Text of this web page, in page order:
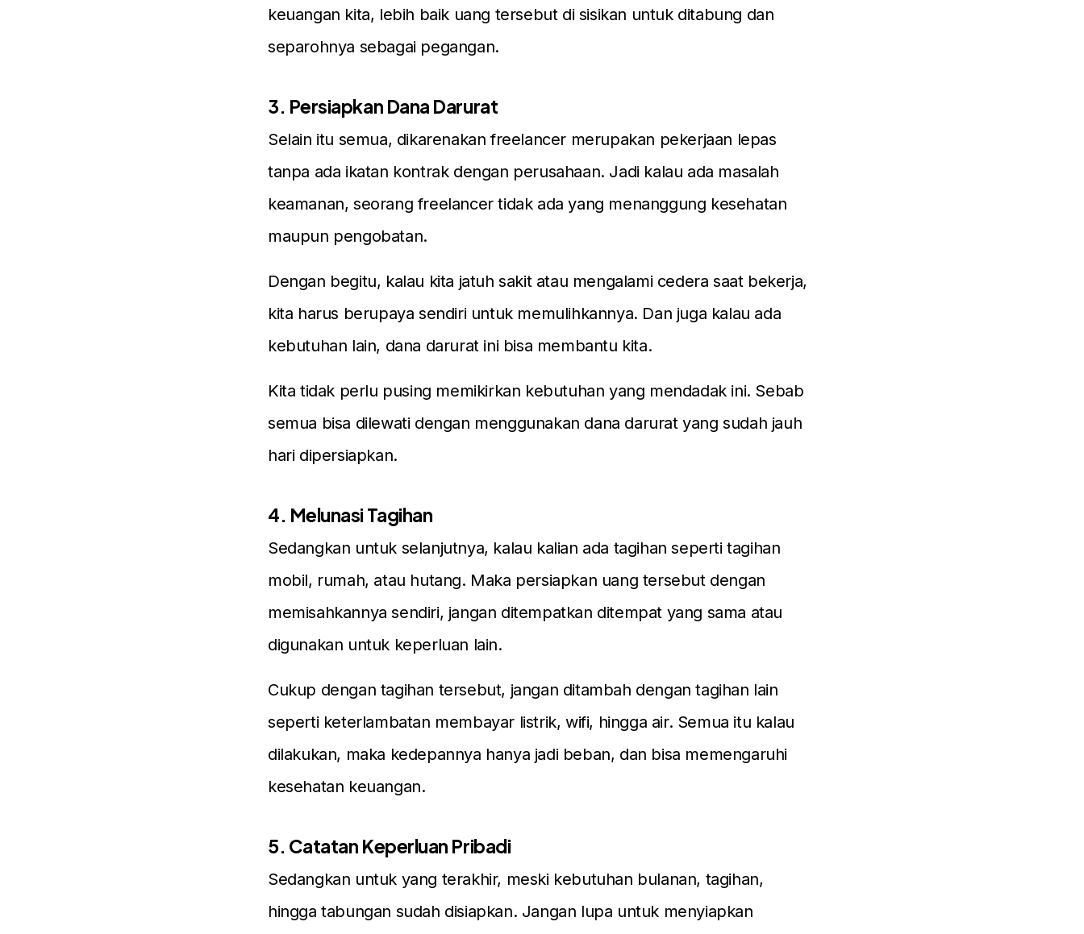
keuangan kita, lebih baik uang tersebut di sisikan untuk ditabung dan
separohnya sebagai pegangan.
3. Persiapkan Dana Darurat
Selain itu semua, dikarenakan freelancer merupakan pekerjaan lepas
tanpa ada ikatan kontrak dengan perusahaan. Jadi kalau ada masalah
keamanan, seorang freelancer tidak ada yang menanggung kesehatan
maupun pengobatan.
Dengan begitu, kalau kita jatuh sakit atau mengalami cedera saat bekerja,
kita harus berupaya sendiri untuk memulihkannya. Dan juga kalau ada
kebutuhan lain, dana darurat ini bisa membantu kita.
Kita tidak perlu pusing memikirkan kebutuhan yang mendadak ini. Sebab
semua bisa dilewati dengan menggunakan dana darurat yang sudah jauh
hari dipersiapkan.
4. Melunasi Tagihan
Sedangkan untuk selanjutnya, kalau kalian ada tagihan seperti tagihan
mobil, rumah, atau hutang. Maka persiapkan uang tersebut dengan
memisahkannya sendiri, jangan ditempatkan ditempat yang sama atau
digunakan untuk keperluan lain.
Cukup dengan tagihan tersebut, jangan ditambah dengan tagihan lain
seperti keterlambatan membayar listrik, wifi, hingga air. Semua itu kalau
dilakukan, maka kedepannya hanya jadi beban, dan bisa memengaruhi
kesehatan keuangan.
5. Catatan Keperluan Pribadi
Sedangkan untuk yang terakhir, meski kebutuhan bulanan, tagihan,
hingga tabungan sudah disiapkan. Jangan lupa untuk menyiapkan